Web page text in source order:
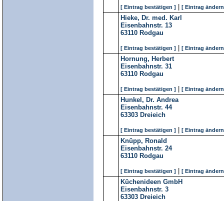
[ Eintrag bestätigen ] [ Eintrag
Hieke, Dr. med. Karl
Eisenbahnstr. 13
63110 Rodgau
[ Eintrag bestätigen ] [ Eintrag
Hornung, Herbert
Eisenbahnstr. 31
63110 Rodgau
[ Eintrag bestätigen ] [ Eintrag
Hunkel, Dr. Andrea
Eisenbahnstr. 44
63303 Dreieich
[ Eintrag bestätigen ] [ Eintrag
Knüpp, Ronald
Eisenbahnstr. 24
63110 Rodgau
[ Eintrag bestätigen ] [ Eintrag
Küchenideen GmbH
Eisenbahnstr. 3
63303 Dreieich